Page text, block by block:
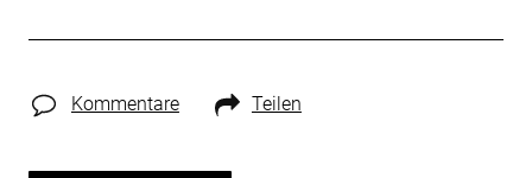
Kommentare Teilen